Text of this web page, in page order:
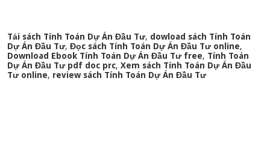
Tải sách Tính Toán Dự Án Đầu Tư, dowload sách Tính Toán
Dự Án Đầu Tư,Đọc sách Tính Toán Dự Án Đầu Tư online,
Download Ebook Tính Toán Dự Án Đầu Tư free, Tính Toán
Dự Án Đầu Tư pdf doc prc,Xem sách Tính Toán Dự Án Đầu
Tư online, review sách Tính Toán Dự Án Đầu Tư